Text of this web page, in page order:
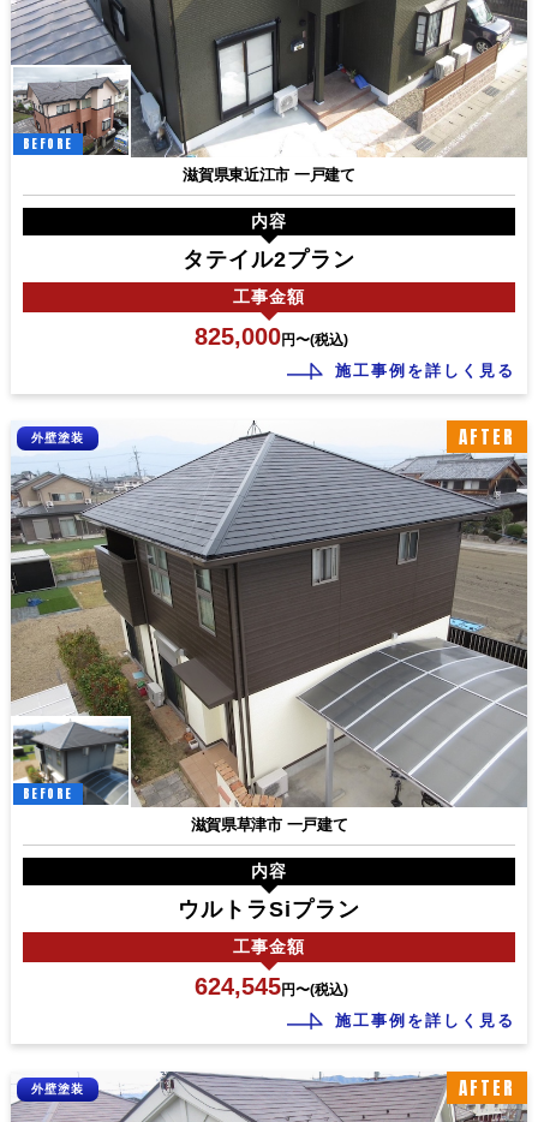
BEFORE
滋賀県東近江市 一戸建て
内容
タテイル2プラン
工事金額
825,000円〜(税込)
施工事例を詳しく見る
AFTER
BEFORE
外壁塗装
滋賀県草津市 一戸建て
内容
ウルトラSiプラン
工事金額
624,545円〜(税込)
施工事例を詳しく見る
AFTER
外壁塗装